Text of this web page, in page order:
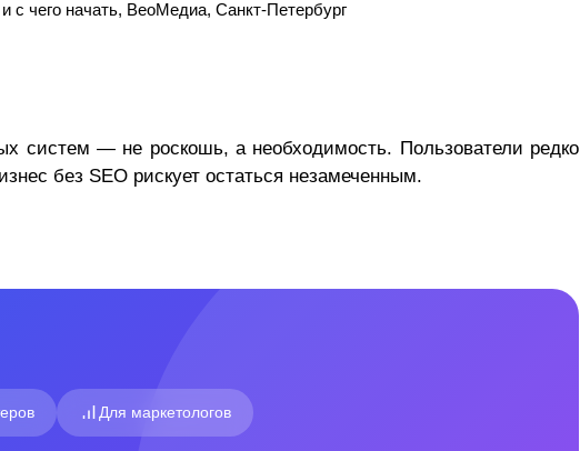
систем — не роскошь, а необходимость. Пользователи редко
без SEO рискует остаться незамеченным.
Для маркетологов